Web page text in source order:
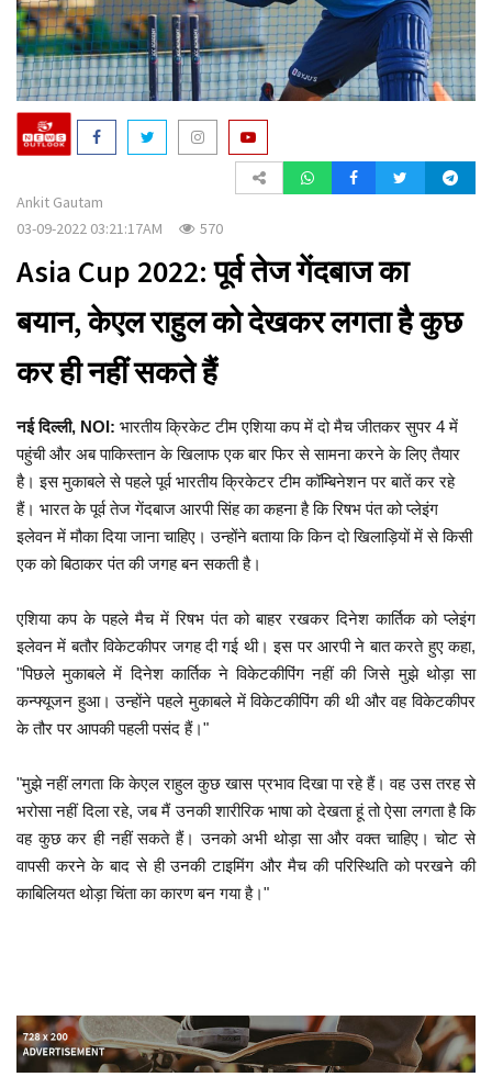
a
t
i
o
n
Ankit Gautam
03-09-2022 03:21:17AM
570
Asia Cup 2022: पूर्व तेज गेंदबाज का
बयान, केएल राहुल को देखकर लगता है कुछ
कर ही नहीं सकते हैं
नई दिल्ली, NOI: भारतीय क्रिकेट टीम एशिया कप में दो मैच जीतकर सुपर 4 में
पहुंची और अब पाकिस्तान के खिलाफ एक बार फिर से सामना करने के लिए तैयार
है। इस मुकाबले से पहले पूर्व भारतीय क्रिकेटर टीम कॉम्बिनेशन पर बातें कर रहे
हैं। भारत के पूर्व तेज गेंदबाज आरपी सिंह का कहना है कि रिषभ पंत को प्लेइंग
इलेवन में मौका दिया जाना चाहिए। उन्होंने बताया कि किन दो खिलाड़ियों में से किसी
एक को बिठाकर पंत की जगह बन सकती है।
एशिया कप के पहले मैच में रिषभ पंत को बाहर रखकर दिनेश कार्तिक को प्लेइंग
इलेवन में बतौर विकेटकीपर जगह दी गई थी। इस पर आरपी ने बात करते हुए कहा,
"पिछले मुकाबले में दिनेश कार्तिक ने विकेटकीपिंग नहीं की जिसे मुझे थोड़ा सा
कन्फ्यूजन हुआ। उन्होंने पहले मुकाबले में विकेटकीपिंग की थी और वह विकेटकीपर
के तौर पर आपकी पहली पसंद हैं।"
"मुझे नहीं लगता कि केएल राहुल कुछ खास प्रभाव दिखा पा रहे हैं। वह उस तरह से
भरोसा नहीं दिला रहे, जब मैं उनकी शारीरिक भाषा को देखता हूं तो ऐसा लगता है कि
वह कुछ कर ही नहीं सकते हैं। उनको अभी थोड़ा सा और वक्त चाहिए। चोट से
वापसी करने के बाद से ही उनकी टाइमिंग और मैच की परिस्थिति को परखने की
काबिलियत थोड़ा चिंता का कारण बन गया है।"